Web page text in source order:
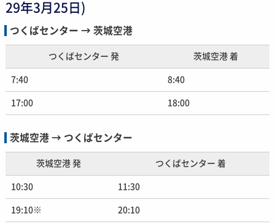
29年3月25日)
つくばセンター → 茨城空港
つくばセンター 発 茨城空港 着
7:40 8:40
17:00 18:00
茨城空港 → つくばセンター
茨城空港 発 つくばセンター 着
10:30 11:30
19:10※ 20:10